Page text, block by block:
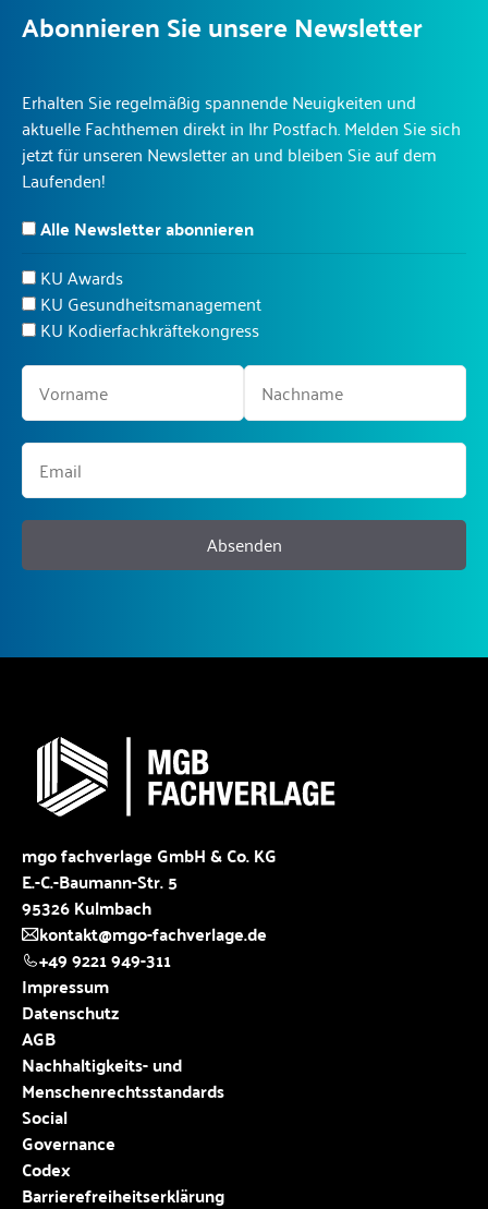
Abonnieren Sie unsere Newsletter
Erhalten Sie regelmäßig spannende Neuigkeiten und
aktuelle Fachthemen direkt in Ihr Postfach. Melden Sie sich
jetzt für unseren Newsletter an und bleiben Sie auf dem
Laufenden!
Alle Newsletter abonnieren
KU Awards
KU Gesundheitsmanagement
KU Kodierfachkräftekongress
Absenden
mgo fachverlage GmbH & Co. KG
E.-C.-Baumann-Str. 5
95326 Kulmbach
kontakt@mgo-fachverlage.de
+49 9221 949-311
Impressum
Datenschutz
AGB
Nachhaltigkeits- und
Menschenrechtsstandards
Social
Governance
Codex
Barrierefreiheitserklärung